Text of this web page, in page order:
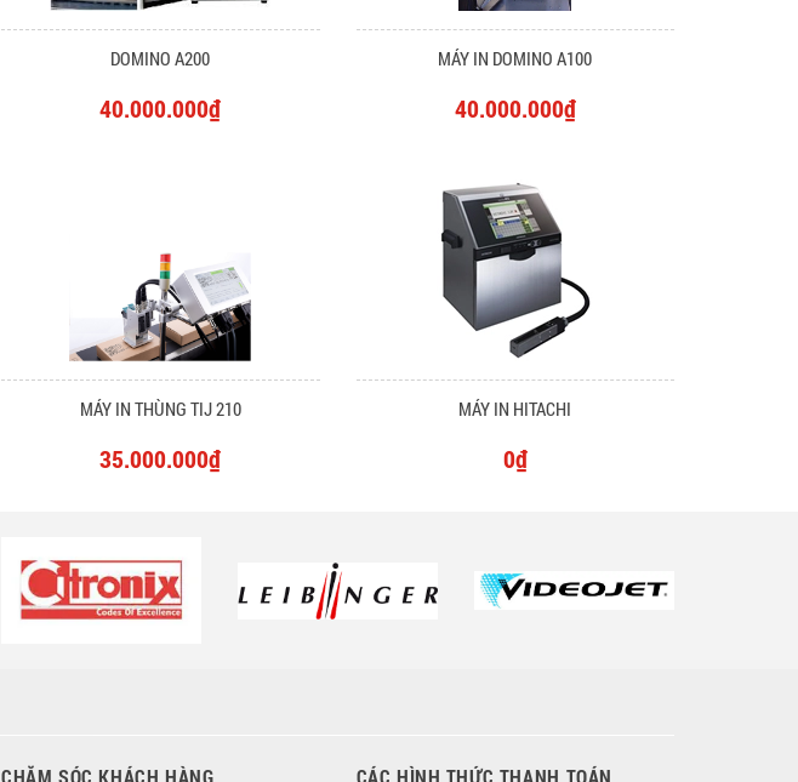
DOMINO A200
40.000.000₫
MÁY IN DOMINO A100
40.000.000₫
MÁY IN THÙNG TIJ 210
35.000.000₫
MÁY IN HITACHI
0₫
CHĂM SÓC KHÁCH HÀNG CÁC HÌNH THỨC THANH TOÁN